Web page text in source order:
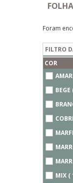
Foram
FILTRO
COR
BEGE
MIX (